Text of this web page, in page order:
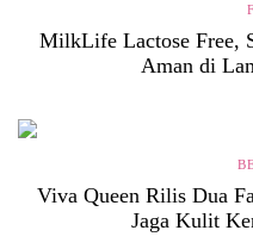
MilkLife Lactose Free,
Aman di
Viva Queen Rilis Dua
Jaga Kulit